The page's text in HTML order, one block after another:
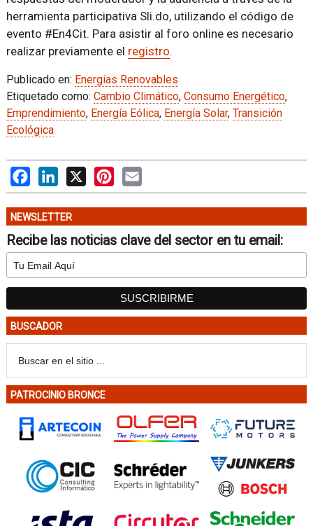
herramienta participativa Sli.do, utilizando el código de
evento #En4Cit. Para asistir al foro online es necesario
realizar previamente el registro.
Publicado en: Energías Renovables
Etiquetado como: Cambio Climático, Consumo Energético,
Emprendimiento, Energía Eólica, Energía Solar, Transición
Ecológica
FacebookLinkedIn
X PinterestEmail
NEWSLETTER
Recibe las noticias clave del sector en tu email:
BUSCADOR
PATROCINIO BRONCE